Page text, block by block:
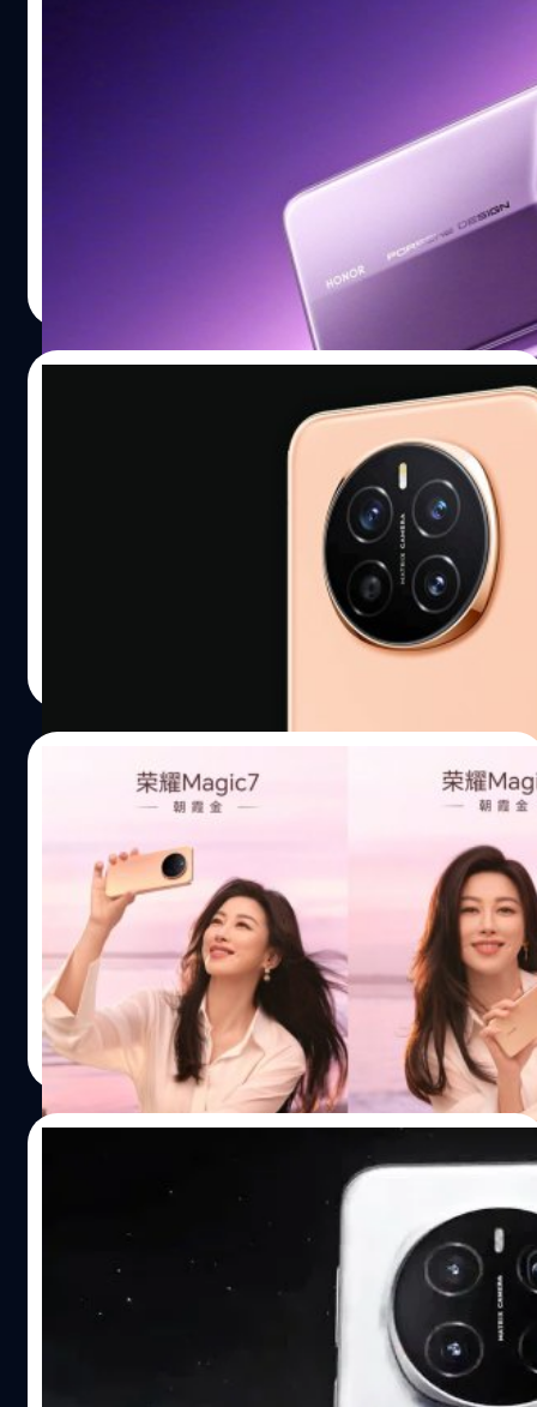
Honor เตรียมเปิดตัวสมาร์ตโฟน Magic7 RSR Porsche
Design ที่ได้แรงบันดาลใจในการออกแบบจากรถยนต์
Porsche เช่นเดิม โดยล่าสุด Digital Chat Station ผู้รายงาน
ข้อมูลจากแหล่งข่าววงในจากประเทศจีน ได้เปิดเผยข้อมูล
สเปกของสมาร์ตโฟนดังกล่าวว่าจะมาพร้อมแบตเตอรี่ขนาด
ใหญ่ โดยรองรับการชาร์จไฟเร็ว 100 W และชาร์จไฟไร้สาย
80 W รายงานดังกล่าวอ้างว่า Honor Magic7 RSR Porsche
Design จะยังมีดีไซน์ส่วนใหญ่ใกล้เคียงกับ Magic6 RSR โดย
มาพร้อมหน้าจอ OLED ขนาด 6.8 นิ้ว ความละเอียด 1280p, รี
เฟรชเรต 120 Hz และขอบจอโค้งทั้ง 4 ด้าน นอกจากนี้ยังได้
รับการติดตั้งกล้องหน้า ความละเอียด 50 ล้านพิกเซล พร้อม
เซนเซอร์วัดระยะ ToF (Time of Flight) แบบ 3 มิติ…
Honor เปิดตัวเรือธง Magic7 และ Magic7
Pro ขุมพลัง Snapdragon 8 Elite, กล้องซูม
Honor ได้เปิดต้วเรือธงซีรีส์ Magic7 จำนวน 2 รุ่น ได้แก่
Magic7 รุ่นมาตรฐาน และ Magic7 Pro ซึ่งได้รับการอัปเกรดชิป
อวดโฉม Honor Magic 7 สีอรุณรุ่ง ที่มาพร้อม
เทคโนโลยี AI ปรับหน้าจอลดการเกิดปัญหา
สายตา
Honor เตรียมเปิดตัวสมาร์ตโฟนเรือธง Magic7 series ในวันที่
30 ตุลาคม 2024 และทางแบรนด์ก็เริ่มปล่อยทีเซอร์ออกมา
เรื่อย ๆ โดยล่าสุดมีคลิปอวดโฉม Magic 7 ที่มาในสีออกส้ม
ทอง ซึ่งได้แรงบันดาลใจมาจากแสงยามเช้า
ภควัต ขจิตวิชยานุกูล | 651 days ago
Read More
Honor อวดโฉมเรือธง Magic7 Pro โชว์กล้อง
หลังใหม่ 4 ตัว
Honor ได้เปิดเผยดีไซน์ของสมาร์ตโฟนเรือธง Honor Magic7
รุ่น Pro ซึ่งเน้นไปที่โมดูลกล้องหลังทีอัปเกรดเป็นกล้อง 4 ตัว